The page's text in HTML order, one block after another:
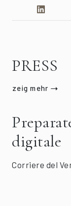
PRESS
zeig mehr
digitale
Corriere del